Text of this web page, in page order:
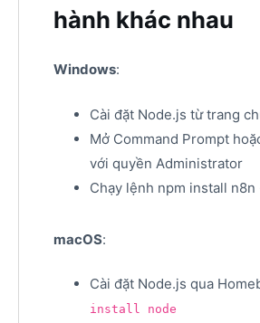
hành khác nhau
Windows:
Cài đặt Node.js từ trang
Mở Command Prompt
với quyền Administrator
Chạy lệnh npm install n8n
macOS:
Cài đặt Node.js qua
install node